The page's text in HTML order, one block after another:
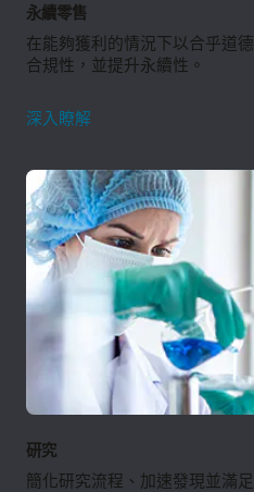
永續零售
在能夠獲利的情況下以合乎道
合規性，並提升永續性。
深入瞭解
售
研究
簡化研究流程、加速發現並滿